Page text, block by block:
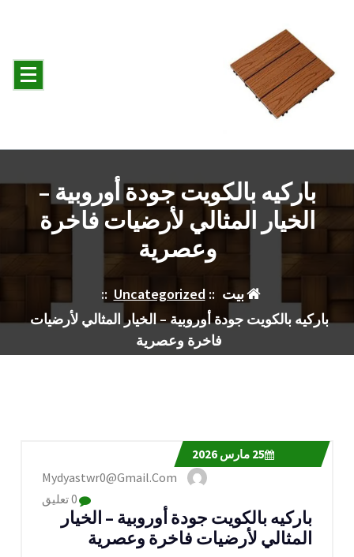
باركيه بالكويت جودة أوروبية –
الخيار المثالي لأرضيات فاخرة
وعصرية
بيت ::
Uncategorized
::
باركيه بالكويت جودة أوروبية – الخيار المثالي لأرضيات
فاخرة وعصرية
25 مارس 2026
Mydyastwr0@gmail.com
باركيه بالكويت جودة أوروبية – الخيار
المثالي لأرضيات فاخرة وعصرية